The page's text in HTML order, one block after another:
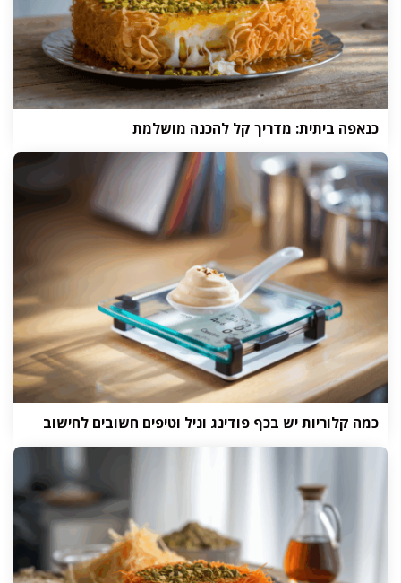
כנאפה ביתית: מדריך קל להכנה מושלמת
כמה קלוריות יש בכף פודינג וניל וטיפים חשובים לחישוב